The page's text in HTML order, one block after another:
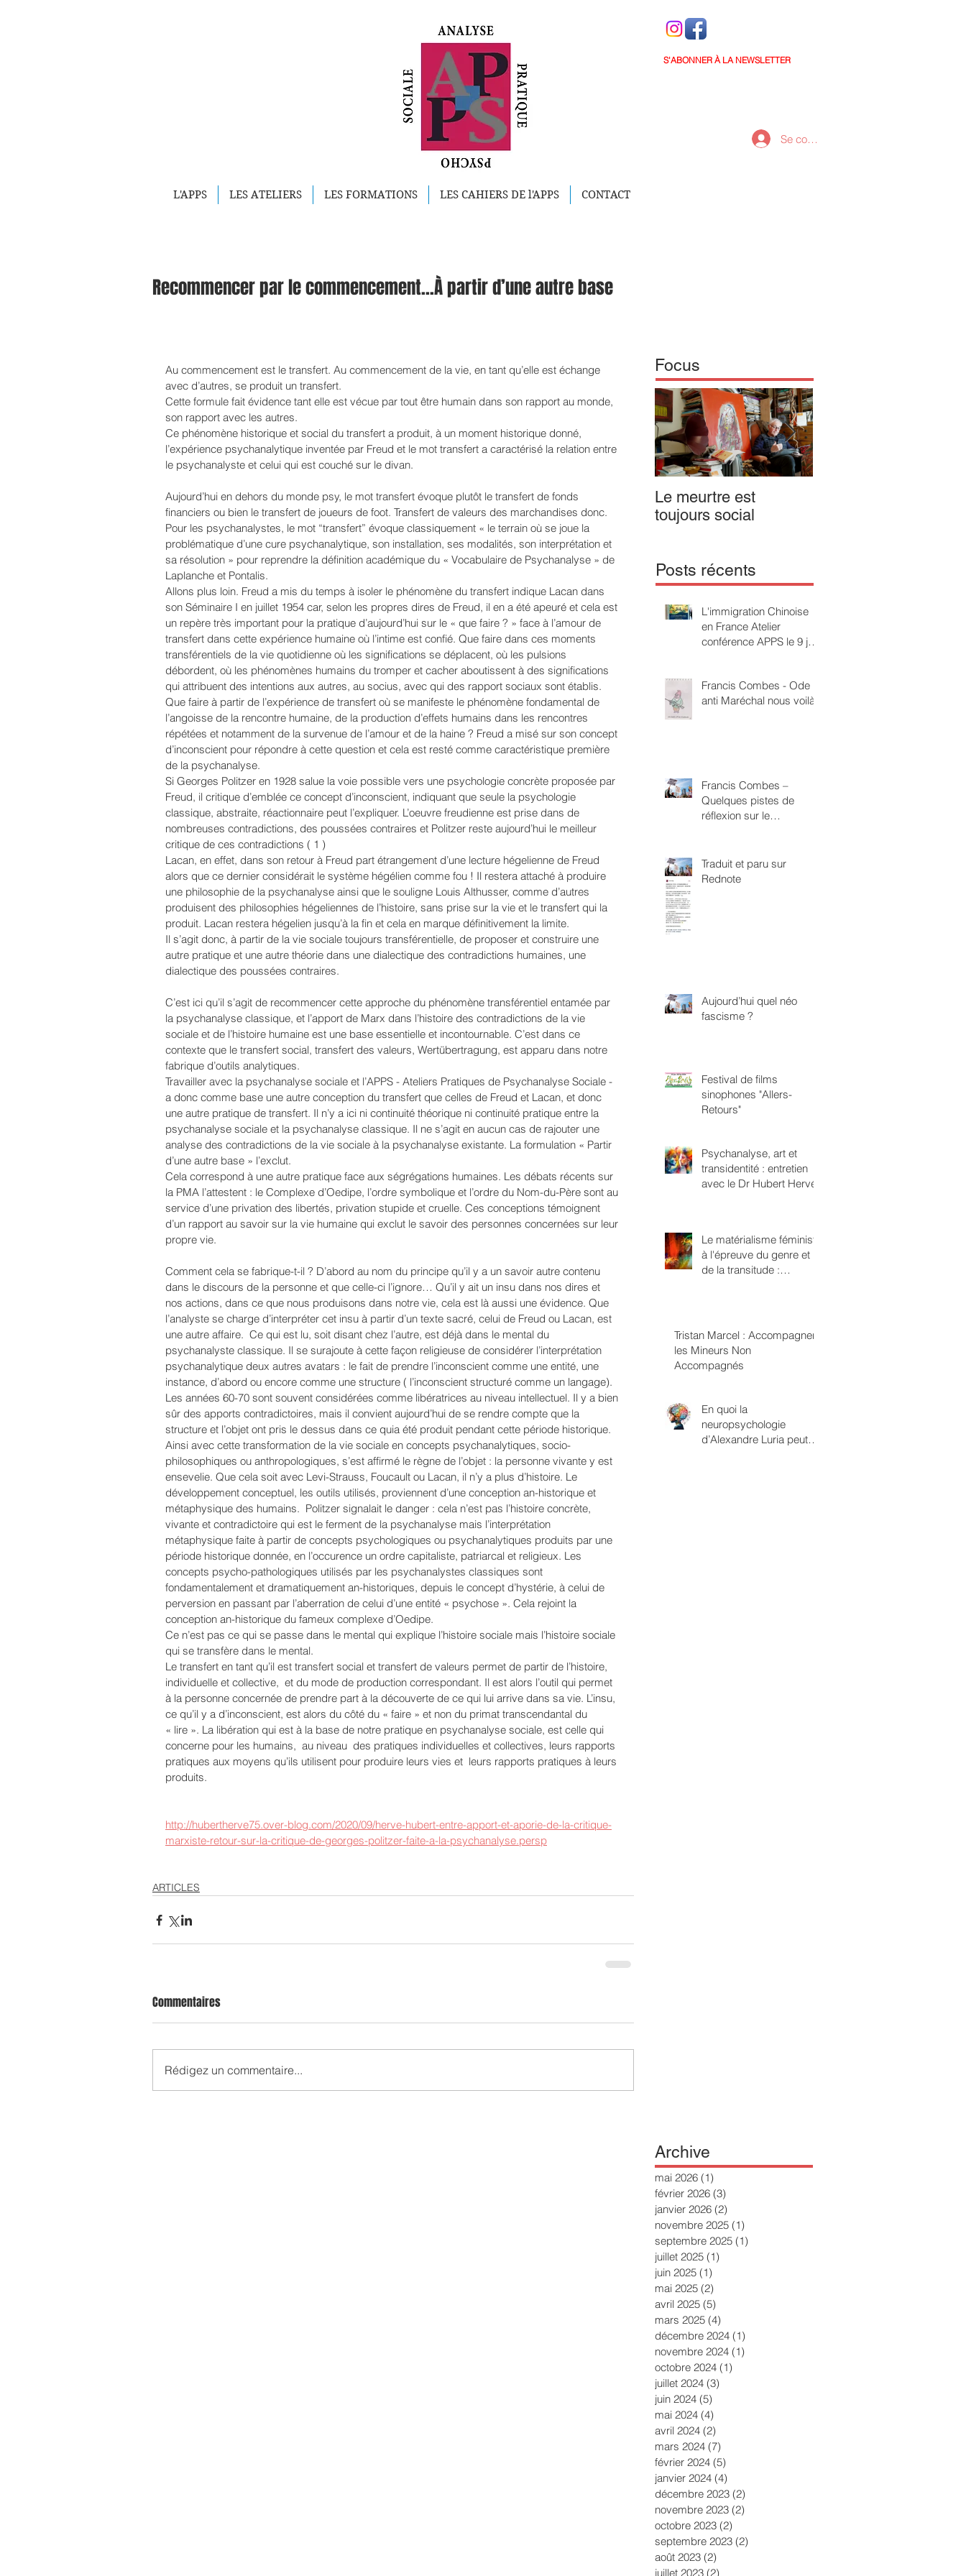
S'ABONNER À LA NEWSLETTER
Se connecter
L'APPS LES ATELIERS LES FORMATIONS LES CAHIERS DE l'APPS CONTACT
Recommencer par le commencement…À partir d’une autre base
Au commencement est le transfert. Au commencement de la vie, en tant qu’elle est échange
avec d’autres, se produit un transfert.
Cette formule fait évidence tant elle est vécue par tout être humain dans son rapport au monde,
son rapport avec les autres.
Ce phénomène historique et social du transfert a produit, à un moment historique donné,
l’expérience psychanalytique inventée par Freud et le mot transfert a caractérisé la relation entre
le psychanalyste et celui qui est couché sur le divan.
Aujourd’hui en dehors du monde psy, le mot transfert évoque plutôt le transfert de fonds
financiers ou bien le transfert de joueurs de foot. Transfert de valeurs des marchandises donc.
Pour les psychanalystes, le mot “transfert” évoque classiquement « le terrain où se joue la
problématique d’une cure psychanalytique, son installation, ses modalités, son interprétation et
sa résolution » pour reprendre la définition académique du « Vocabulaire de Psychanalyse » de
Laplanche et Pontalis.
Allons plus loin. Freud a mis du temps à isoler le phénomène du transfert indique Lacan dans
son Séminaire I en juillet 1954 car, selon les propres dires de Freud, il en a été apeuré et cela est
un repère très important pour la pratique d’aujourd’hui sur le « que faire ? » face à l’amour de
transfert dans cette expérience humaine où l’intime est confié. Que faire dans ces moments
transférentiels de la vie quotidienne où les significations se déplacent, où les pulsions
débordent, où les phénomènes humains du tromper et cacher aboutissent à des significations
qui attribuent des intentions aux autres, au socius, avec qui des rapport sociaux sont établis.
Que faire à partir de l’expérience de transfert où se manifeste le phénomène fondamental de
l’angoisse de la rencontre humaine, de la production d’effets humains dans les rencontres
répétées et notamment de la survenue de l’amour et de la haine ? Freud a misé sur son concept
d’inconscient pour répondre à cette question et cela est resté comme caractéristique première
de la psychanalyse.
Si Georges Politzer en 1928 salue la voie possible vers une psychologie concrète proposée par
Freud, il critique d’emblée ce concept d’inconscient, indiquant que seule la psychologie
classique, abstraite, réactionnaire peut l’expliquer. L’oeuvre freudienne est prise dans de
nombreuses contradictions, des poussées contraires et Politzer reste aujourd’hui le meilleur
critique de ces contradictions ( 1 )
Lacan, en effet, dans son retour à Freud part étrangement d’une lecture hégelienne de Freud
alors que ce dernier considérait le système hégélien comme fou ! Il restera attaché à produire
une philosophie de la psychanalyse ainsi que le souligne Louis Althusser, comme d’autres
produisent des philosophies hégeliennes de l’histoire, sans prise sur la vie et le transfert qui la
produit. Lacan restera hégelien jusqu’à la fin et cela en marque définitivement la limite.
Il s’agit donc, à partir de la vie sociale toujours transférentielle, de proposer et construire une
autre pratique et une autre théorie dans une dialectique des contradictions humaines, une
dialectique des poussées contraires.
C’est ici qu’il s’agit de recommencer cette approche du phénomène transférentiel entamée par
la psychanalyse classique, et l’apport de Marx dans l’histoire des contradictions de la vie
sociale et de l’histoire humaine est une base essentielle et incontournable. C’est dans ce
contexte que le transfert social, transfert des valeurs, Wertübertragung, est apparu dans notre
fabrique d’outils analytiques.
Travailler avec la psychanalyse sociale et l’APPS - Ateliers Pratiques de Psychanalyse Sociale -
a donc comme base une autre conception du transfert que celles de Freud et Lacan, et donc
une autre pratique de transfert. Il n’y a ici ni continuité théorique ni continuité pratique entre la
psychanalyse sociale et la psychanalyse classique. Il ne s’agit en aucun cas de rajouter une
analyse des contradictions de la vie sociale à la psychanalyse existante. La formulation « Partir
d’une autre base » l’exclut.
Cela correspond à une autre pratique face aux ségrégations humaines. Les débats récents sur
la PMA l’attestent : le Complexe d’Oedipe, l’ordre symbolique et l’ordre du Nom-du-Père sont au
service d’une privation des libertés, privation stupide et cruelle. Ces conceptions témoignent
d’un rapport au savoir sur la vie humaine qui exclut le savoir des personnes concernées sur leur
propre vie.
Comment cela se fabrique-t-il ? D’abord au nom du principe qu’il y a un savoir autre contenu
dans le discours de la personne et que celle-ci l’ignore… Qu’il y ait un insu dans nos dires et
nos actions, dans ce que nous produisons dans notre vie, cela est là aussi une évidence. Que
l’analyste se charge d’interpréter cet insu à partir d’un texte sacré, celui de Freud ou Lacan, est
une autre affaire.  Ce qui est lu, soit disant chez l’autre, est déjà dans le mental du
psychanalyste classique. Il se surajoute à cette façon religieuse de considérer l’interprétation
psychanalytique deux autres avatars : le fait de prendre l’inconscient comme une entité, une
instance, d’abord ou encore comme une structure ( l’inconscient structuré comme un langage).
Les années 60-70 sont souvent considérées comme libératrices au niveau intellectuel. Il y a bien
sûr des apports contradictoires, mais il convient aujourd’hui de se rendre compte que la
structure et l’objet ont pris le dessus dans ce quia été produit pendant cette période historique.
Ainsi avec cette transformation de la vie sociale en concepts psychanalytiques, socio-
philosophiques ou anthropologiques, s’est affirmé le règne de l’objet : la personne vivante y est
ensevelie. Que cela soit avec Levi-Strauss, Foucault ou Lacan, il n’y a plus d’histoire. Le
développement conceptuel, les outils utilisés, proviennent d’une conception an-historique et
métaphysique des humains.  Politzer signalait le danger : cela n’est pas l’histoire concrète,
vivante et contradictoire qui est le ferment de la psychanalyse mais l’interprétation
métaphysique faite à partir de concepts psychologiques ou psychanalytiques produits par une
période historique donnée, en l’occurence un ordre capitaliste, patriarcal et religieux. Les
concepts psycho-pathologiques utilisés par les psychanalystes classiques sont
fondamentalement et dramatiquement an-historiques, depuis le concept d’hystérie, à celui de
perversion en passant par l’aberration de celui d’une entité « psychose ». Cela rejoint la
conception an-historique du fameux complexe d’Oedipe.
Ce n’est pas ce qui se passe dans le mental qui explique l’histoire sociale mais l’histoire sociale
qui se transfère dans le mental.
Le transfert en tant qu’il est transfert social et transfert de valeurs permet de partir de l’histoire,
individuelle et collective,  et du mode de production correspondant. Il est alors l’outil qui permet
à la personne concernée de prendre part à la découverte de ce qui lui arrive dans sa vie. L’insu,
ce qu’il y a d’inconscient, est alors du côté du « faire » et non du primat transcendantal du
« lire ». La libération qui est à la base de notre pratique en psychanalyse sociale, est celle qui
concerne pour les humains,  au niveau  des pratiques individuelles et collectives, leurs rapports
pratiques aux moyens qu’ils utilisent pour produire leurs vies et  leurs rapports pratiques à leurs
produits.
http://hubertherve75.over-blog.com/2020/09/herve-hubert-entre-apport-et-aporie-de-la-critique-
marxiste-retour-sur-la-critique-de-georges-politzer-faite-a-la-psychanalyse.persp
ARTICLES
Commentaires
Rédigez un commentaire...
Focus
Le meurtre est
toujours social
Posts récents
L'immigration Chinoise
en France Atelier
conférence APPS le 9 juin
Boucry Paris 18ème
Francis Combes - Ode
anti Maréchal nous voilà
Francis Combes –
Quelques pistes de
réflexion sur le
Traduit et paru sur
Rednote
Aujourd’hui quel néo
fascisme ?
Festival de films
sinophones "Allers-
Retours"
Psychanalyse, art et
transidentité : entretien
avec le Dr Hubert Hervé
Le matérialisme féministe
à l'épreuve du genre et
de la transitude :
Tristan Marcel : Accompagner
les Mineurs Non
Accompagnés
En quoi la
neuropsychologie
d’Alexandre Luria peut
Archive
mai 2026 (1)
février 2026 (3)
janvier 2026 (2)
novembre 2025 (1)
septembre 2025 (1)
juillet 2025 (1)
juin 2025 (1)
mai 2025 (2)
avril 2025 (5)
mars 2025 (4)
décembre 2024 (1)
novembre 2024 (1)
octobre 2024 (1)
juillet 2024 (3)
juin 2024 (5)
mai 2024 (4)
avril 2024 (2)
mars 2024 (7)
février 2024 (5)
janvier 2024 (4)
décembre 2023 (2)
novembre 2023 (2)
octobre 2023 (2)
septembre 2023 (2)
août 2023 (2)
juillet 2023 (2)